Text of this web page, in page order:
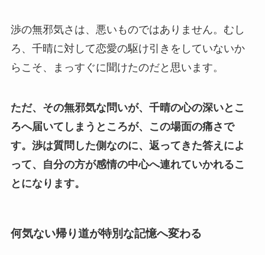
渉の無邪気さは、悪いものではありません。むし
ろ、千晴に対して恋愛の駆け引きをしていないか
らこそ、まっすぐに聞けたのだと思います。
ただ、その無邪気な問いが、千晴の心の深いとこ
ろへ届いてしまうところが、この場面の痛さで
す。 渉は質問した側なのに、返ってきた答えによ
って、自分の方が感情の中心へ連れていかれるこ
とになります。
何気ない帰り道が特別な記憶へ変わる